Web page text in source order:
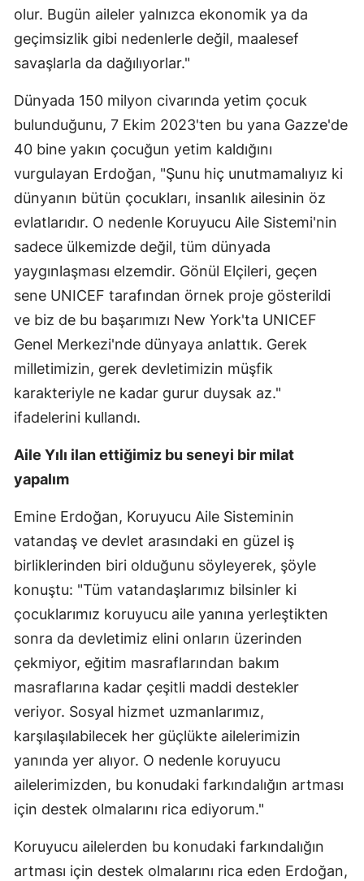
olur. Bugün aileler yalnızca ekonomik ya da
geçimsizlik gibi nedenlerle değil, maalesef
savaşlarla da dağılıyorlar."
Dünyada 150 milyon civarında yetim çocuk
bulunduğunu, 7 Ekim 2023'ten bu yana Gazze'de
40 bine yakın çocuğun yetim kaldığını
vurgulayan Erdoğan, "Şunu hiç unutmamalıyız ki
dünyanın bütün çocukları, insanlık ailesinin öz
evlatlarıdır. O nedenle Koruyucu Aile Sistemi'nin
sadece ülkemizde değil, tüm dünyada
yaygınlaşması elzemdir. Gönül Elçileri, geçen
sene UNICEF tarafından örnek proje gösterildi
ve biz de bu başarımızı New York'ta UNICEF
Genel Merkezi'nde dünyaya anlattık. Gerek
milletimizin, gerek devletimizin müşfik
karakteriyle ne kadar gurur duysak az."
ifadelerini kullandı.
Aile Yılı ilan ettiğimiz bu seneyi bir milat
yapalım
Emine Erdoğan, Koruyucu Aile Sisteminin
vatandaş ve devlet arasındaki en güzel iş
birliklerinden biri olduğunu söyleyerek, şöyle
konuştu: "Tüm vatandaşlarımız bilsinler ki
çocuklarımız koruyucu aile yanına yerleştikten
sonra da devletimiz elini onların üzerinden
çekmiyor, eğitim masraflarından bakım
masraflarına kadar çeşitli maddi destekler
veriyor. Sosyal hizmet uzmanlarımız,
karşılaşılabilecek her güçlükte ailelerimizin
yanında yer alıyor. O nedenle koruyucu
ailelerimizden, bu konudaki farkındalığın artması
için destek olmalarını rica ediyorum."
Koruyucu ailelerden bu konudaki farkındalığın
artması için destek olmalarını rica eden Erdoğan,